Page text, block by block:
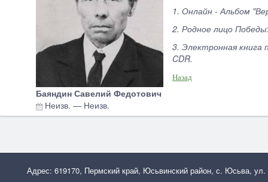
Баяндин Савелий Федотович
Неизв. — Неизв.
1. Онлайн - Альбом
2. Родное лицо
3. Электронная книга
CDR.
Назад
Адрес: 619170, Пермский край, Юсьвинский район, с. Юсьва, ул.